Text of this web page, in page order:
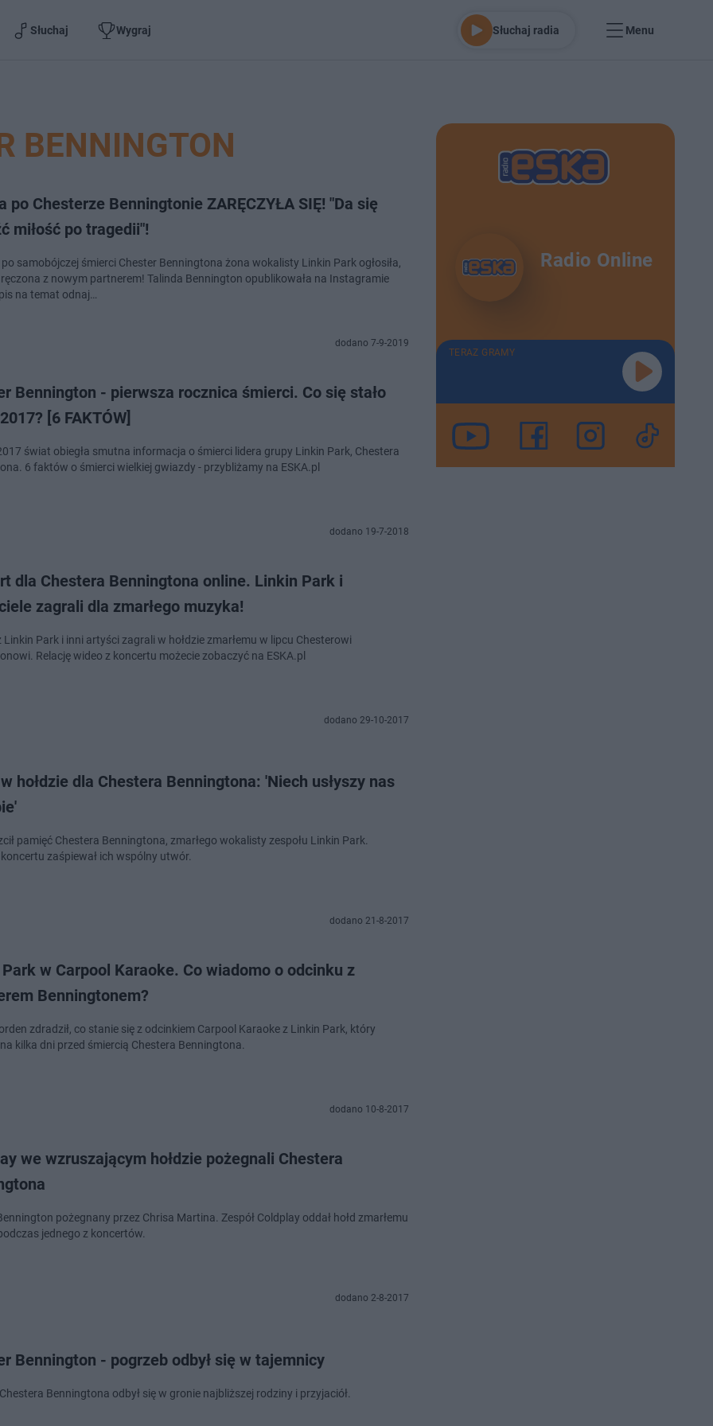
Słuchaj Wygraj Słuchaj radia Menu
BENNINGTON
po Chesterze Benningtonie ZARĘCZYŁA SIĘ! "Da się
miłość po tragedii"!
samobójczej śmierci Chester Benningtona żona wokalisty Linkin Park ogłosiła,
z nowym partnerem! Talinda Bennington opublikowała na Instagramie
na temat odnaj…
dodano 7-9-2019
Bennington - pierwsza rocznica śmierci. Co się stało
[6 FAKTÓW]
świat obiegła smutna informacja o śmierci lidera grupy Linkin Park, Chestera
6 faktów o śmierci wielkiej gwiazdy - przybliżamy na ESKA.pl
dodano 19-7-2018
dla Chestera Benningtona online. Linkin Park i
zagrali dla zmarłego muzyka!
Linkin Park i inni artyści zagrali w hołdzie zmarłemu w lipcu Chesterowi
Relację wideo z koncertu możecie zobaczyć na ESKA.pl
dodano 29-10-2017
hołdzie dla Chestera Benningtona: 'Niech usłyszy nas
pamięć Chestera Benningtona, zmarłego wokalisty zespołu Linkin Park.
zaśpiewał ich wspólny utwór.
dodano 21-8-2017
w Carpool Karaoke. Co wiadomo o odcinku z
Benningtonem?
zdradził, co stanie się z odcinkiem Carpool Karaoke z Linkin Park, który
kilka dni przed śmiercią Chestera Benningtona.
dodano 10-8-2017
we wzruszającym hołdzie pożegnali Chestera
pożegnany przez Chrisa Martina. Zespół Coldplay oddał hołd zmarłemu
jednego z koncertów.
dodano 2-8-2017
Bennington - pogrzeb odbył się w tajemnicy
Benningtona odbył się w gronie najbliższej rodziny i przyjaciół.
Radio Online
TERAZ GRAMY